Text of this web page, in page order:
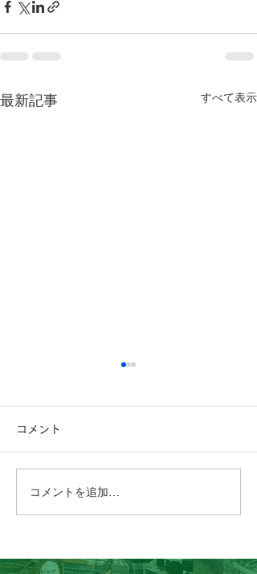
最新記事 すべて表示
こんにちは、広報担当のH
コメント
コメントを追加…